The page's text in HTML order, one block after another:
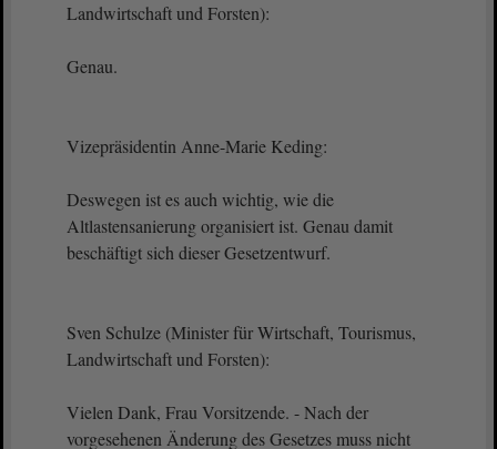
Landwirtschaft und Forsten):
Genau.
Vizepräsidentin Anne-Marie Keding:
Deswegen ist es auch wichtig, wie die
Altlastensanierung organisiert ist. Genau damit
beschäftigt sich dieser Gesetzentwurf.
Sven Schulze (Minister für Wirtschaft, Tourismus,
Landwirtschaft und Forsten):
Vielen Dank, Frau Vorsitzende. - Nach der
vorgesehenen Änderung des Gesetzes muss nicht